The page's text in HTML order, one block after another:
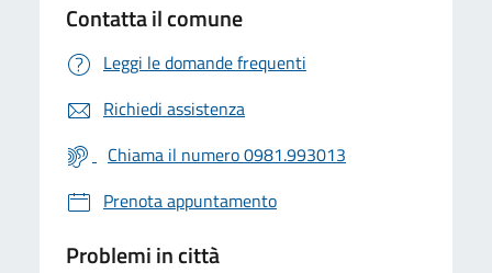
Contatta il comune
Leggi le domande frequenti
Richiedi assistenza
Chiama il numero 0981.993013
Prenota appuntamento
Problemi in città